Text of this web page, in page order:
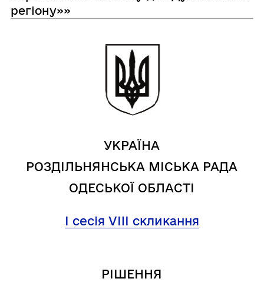
регіону»»
УКРАЇНА
РОЗДІЛЬНЯНСЬКА МІСЬКА РАДА
ОДЕСЬКОЇ ОБЛАСТІ
I сесія VIII скликання
РІШЕННЯ